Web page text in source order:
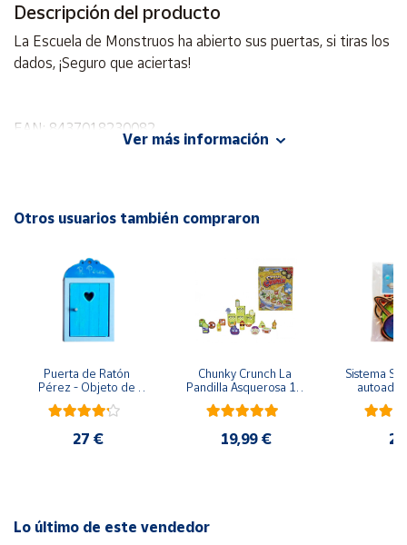
Mapa de
vendedores
Hazte
vendedor
Baleares
Canarias,
Descripción del producto
La Escuela de Monstruos ha abierto sus puertas, si tiras los
dados, ¡Seguro que aciertas!
EAN: 8437018230082
Ver más información
Otros usuarios también compraron
Puerta de Ratón
Pérez - Objeto de
madera
27 €
Chunky Crunch La
Pandilla Asquerosa 16
piezas
19,99 €
Sistema
Lo último de este vendedor